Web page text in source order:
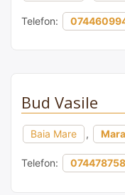
Telefon:
Bud Vasile
Baia Mare ,
Telefon: